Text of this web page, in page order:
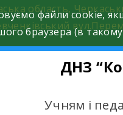
область,
ДНЗ
Учням і
файли cookie,
браузера (в